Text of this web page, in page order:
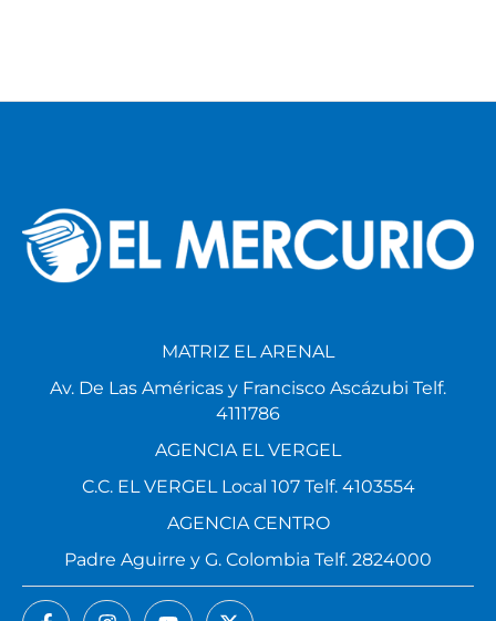
MATRIZ EL ARENAL
Av. De Las Américas y Francisco Ascázubi Telf.
4111786
AGENCIA EL VERGEL
C.C. EL VERGEL Local 107 Telf. 4103554
AGENCIA CENTRO
Padre Aguirre y G. Colombia Telf. 2824000